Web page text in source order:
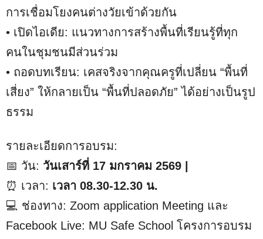
การเชื่อมโยงคนต่างวัยเข้าด้วยกัน
• เปิดไอเดีย: แนวทางการสร้างพื้นที่เรียนรู้ที่ทุก
คนในชุมชนมีส่วนร่วม
• ถอดบทเรียน: เคสจริงจากคุณครูที่เปลี่ยน “พื้นที่
เสี่ยง” ให้กลายเป็น “พื้นที่ปลอดภัย” ได้อย่างเป็นรูป
ธรรม
รายละเอียดการอบรม:
📅 วัน: วันเสาร์ที่ 17 มกราคม 2569 |
⏰ เวลา: เวลา 08.30-12.30 น.
💻 ช่องทาง: Zoom application Meeting และ
Facebook Live: MU Safe School โครงการอบรม